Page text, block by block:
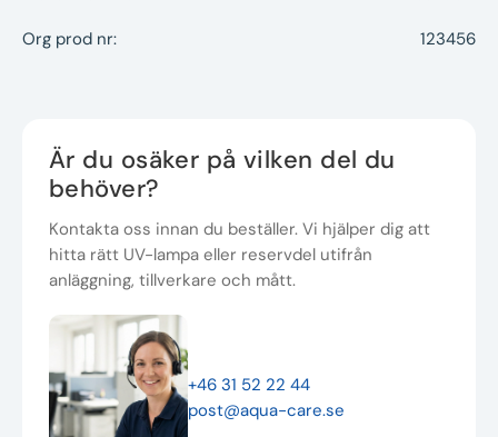
Org prod nr: 123456
Är du osäker på vilken del du
behöver?
Kontakta oss innan du beställer. Vi hjälper dig att
hitta rätt UV-lampa eller reservdel utifrån
anläggning, tillverkare och mått.
+46 31 52 22 44
post@aqua-care.se